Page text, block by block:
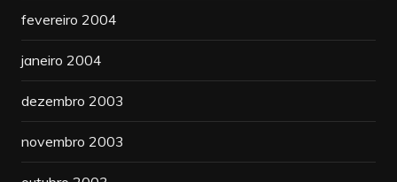
fevereiro 2004
janeiro 2004
dezembro 2003
novembro 2003